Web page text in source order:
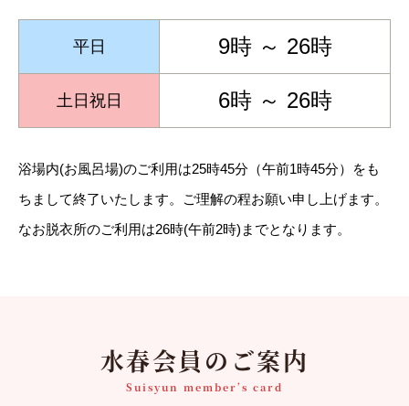
平日 9時 ～ 26時
土日祝日 6時 ～ 26時
浴場内(お風呂場)のご利用は25時45分（午前1時45分）をも
ちまして終了いたします。ご理解の程お願い申し上げます。
なお脱衣所のご利用は26時(午前2時)までとなります。
水春会員のご案内
Suisyun member’s card